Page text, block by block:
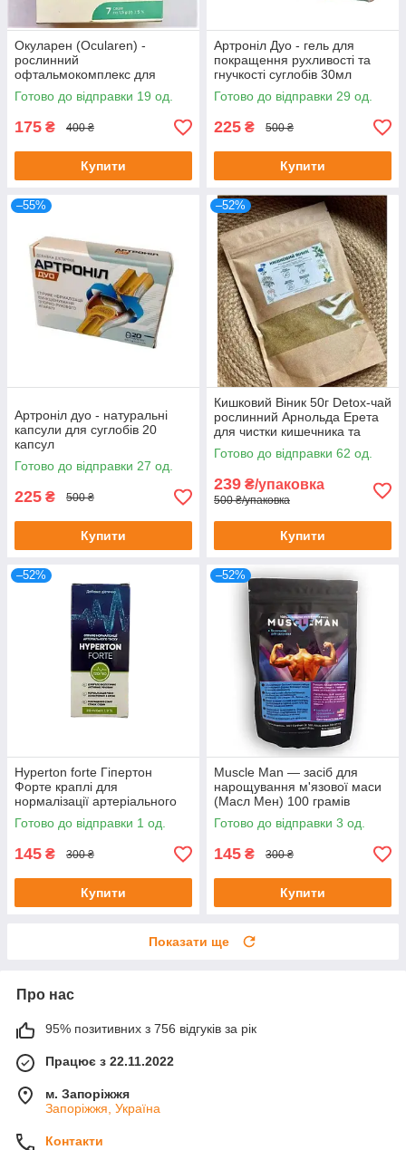
Окуларен (Ocularen) -
рослинний
офтальмокомплекс для
покращення зору, 7 саше
Готово до відправки 19 од.
175 ₴ 400 ₴
Купити
Артроніл Дуо - гель для
покращення рухливості та
гнучкості суглобів 30мл
Готово до відправки 29 од.
225 ₴ 500 ₴
Купити
–55%
Артроніл дуо - натуральні
капсули для суглобів 20
капсул
Готово до відправки 27 од.
225 ₴ 500 ₴
Купити
–52%
Кишковий Віник 50г Detox-чай
рослинний Арнольда Ерета
для чистки кишечника та
організму 50 г
Готово до відправки 62 од.
239 ₴/упаковка
500 ₴/упаковка
Купити
–52%
Hyperton forte Гіпертон
Форте краплі для
нормалізації артеріального
тиску 20 мл до 08/25
Готово до відправки 1 од.
145 ₴ 300 ₴
Купити
–52%
Muscle Man — засіб для
нарощування м'язової маси
(Масл Мен) 100 грамів
Готово до відправки 3 од.
145 ₴ 300 ₴
Купити
Показати ще
Про нас
95% позитивних з 756 відгуків за рік
Працює з 22.11.2022
м. Запоріжжя
Запоріжжя, Україна
Контакти